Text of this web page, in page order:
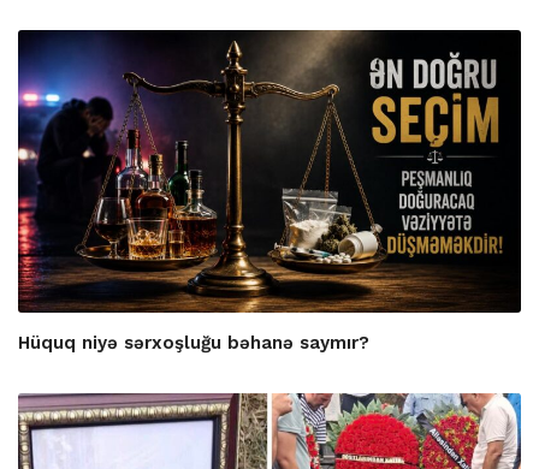
Hüquq niyə sərxoşluğu bəhanə saymır?